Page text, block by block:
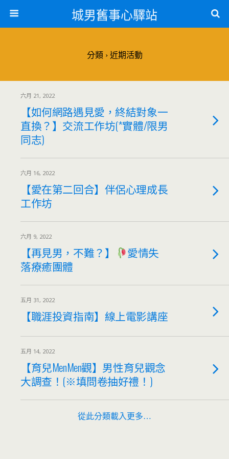
城男舊事心驛站
分類 ›近期活動
六月 21, 2022
【如何網路遇見愛，終結對象一
直換？】交流工作坊(*實體/限男
同志)
六月 16, 2022
【愛在第二回合】伴侶心理成長
工作坊
六月 9, 2022
【再見男，不難？】
愛情失
落療癒團體
五月 31, 2022
【職涯投資指南】線上電影講座
五月 14, 2022
【育兒MenMen觀】男性育兒觀念
大調查！(※填問卷抽好禮！)
從此分類載入更多…